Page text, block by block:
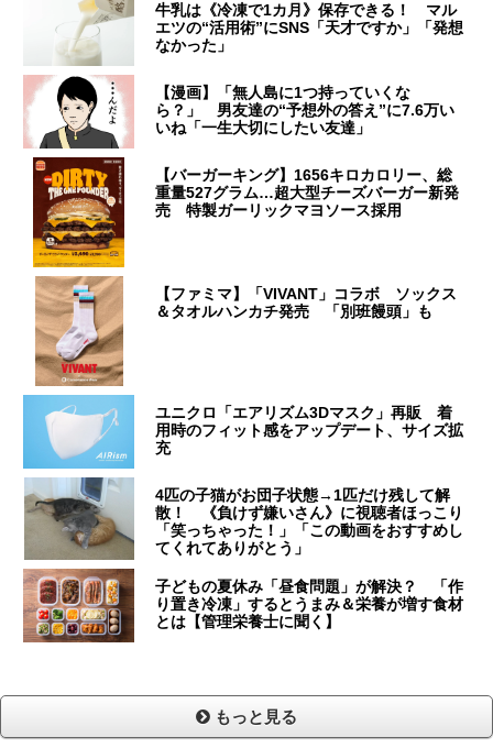
牛乳は《冷凍で1カ月》保存できる！ マル
エツの“活用術”にSNS「天才ですか」「発想
なかった」
【漫画】「無人島に1つ持っていくな
ら？」 男友達の“予想外の答え”に7.6万い
いね「一生大切にしたい友達」
【バーガーキング】1656キロカロリー、総
重量527グラム…超大型チーズバーガー新発
売 特製ガーリックマヨソース採用
【ファミマ】「VIVANT」コラボ ソックス
＆タオルハンカチ発売 「別班饅頭」も
ユニクロ「エアリズム3Dマスク」再販 着
用時のフィット感をアップデート、サイズ拡
充
4匹の子猫がお団子状態→1匹だけ残して解
散！ 《負けず嫌いさん》に視聴者ほっこり
「笑っちゃった！」「この動画をおすすめし
てくれてありがとう」
子どもの夏休み「昼食問題」が解決？ 「作
り置き冷凍」するとうまみ＆栄養が増す食材
とは【管理栄養士に聞く】
もっと見る